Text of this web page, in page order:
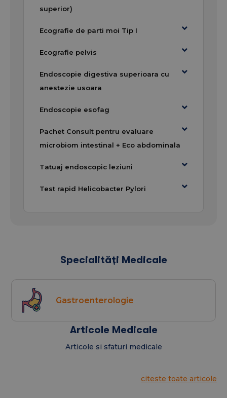
superior)
Ecografie de parti moi Tip I
Ecografie pelvis
Endoscopie digestiva superioara cu
anestezie usoara
Endoscopie esofag
Pachet Consult pentru evaluare
microbiom intestinal + Eco abdominala
Tatuaj endoscopic leziuni
Test rapid Helicobacter Pylori
Specialități Medicale
Gastroenterologie
Articole Medicale
Articole si sfaturi medicale
citeste toate articole